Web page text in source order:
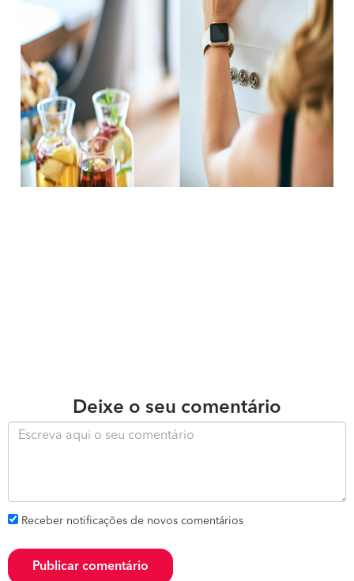
Deixe o seu comentário
Receber notificações de novos comentários
Publicar comentário